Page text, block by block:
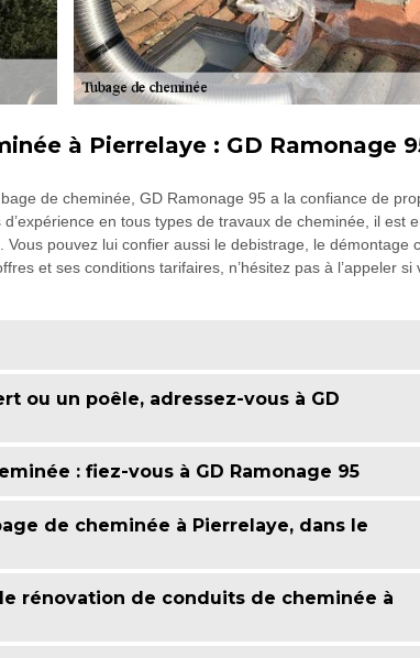
à Pierrelaye : GD Ramonage
de cheminée, GD Ramonage 95 a la confiance de
en tous types de travaux de cheminée, il est
pouvez lui confier aussi le debistrage, le démontage
et ses conditions tarifaires, n’hésitez pas à l’appeler si
ou un poêle, adressez-vous à GD
: fiez-vous à GD Ramonage 95
de cheminée à Pierrelaye, dans le
rénovation de conduits de cheminée à